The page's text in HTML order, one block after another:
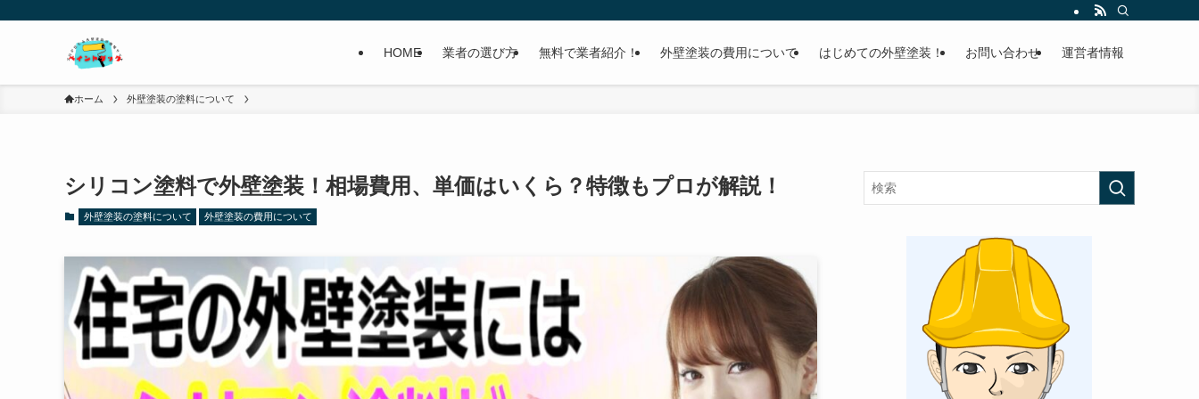
HOME 業者の選び方 無料で業者紹介！ 外壁塗装の費用について はじめての外壁塗装！ お問い合わせ 運営者情報
ホーム 外壁塗装の塗料について
シリコン塗料で外壁塗装！相場費用、単価はいくら？特徴もプロが解説！
外壁塗装の塗料について 外壁塗装の費用について